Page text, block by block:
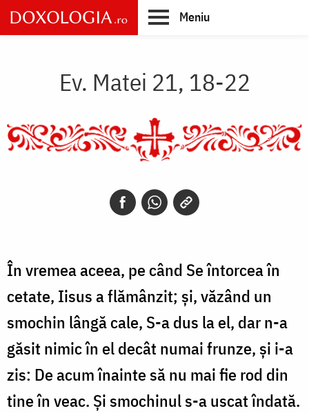
Skip
to
main
Meniu
Ev. Matei 21, 18-22
În vremea aceea, pe când Se întorcea în
cetate, Iisus a flămânzit; și, văzând un
smochin lângă cale, S-a dus la el, dar n-a
găsit nimic în el decât numai frunze, și i-a
zis: De acum înainte să nu mai fie rod din
tine în veac. Și smochinul s-a uscat îndată.